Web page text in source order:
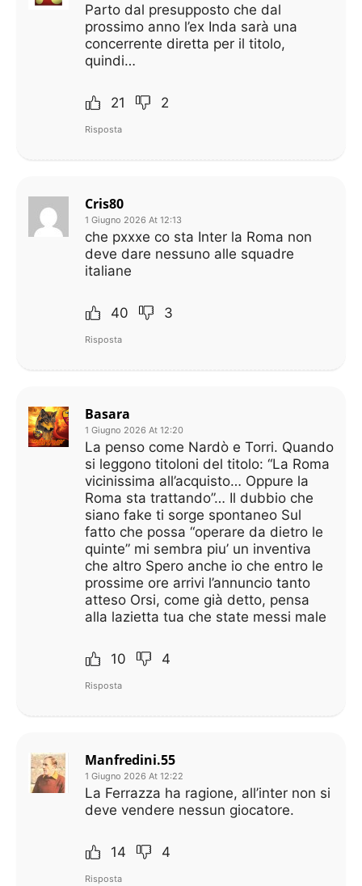
Parto dal presupposto che dal
prossimo anno l’ex Inda sarà una
concerrente diretta per il titolo,
quindi…
21 2
Risposta
Cris80
1 Giugno 2026 At 12:13
che pxxxe co sta Inter la Roma non
deve dare nessuno alle squadre
italiane
40 3
Risposta
Basara
1 Giugno 2026 At 12:20
La penso come Nardò e Torri. Quando
si leggono titoloni del titolo: “La Roma
vicinissima all’acquisto… Oppure la
Roma sta trattando”… Il dubbio che
siano fake ti sorge spontaneo Sul
fatto che possa “operare da dietro le
quinte” mi sembra piu’ un inventiva
che altro Spero anche io che entro le
prossime ore arrivi l’annuncio tanto
atteso Orsi, come già detto, pensa
alla lazietta tua che state messi male
10 4
Risposta
Manfredini.55
1 Giugno 2026 At 12:22
La Ferrazza ha ragione, all’inter non si
deve vendere nessun giocatore.
14 4
Risposta